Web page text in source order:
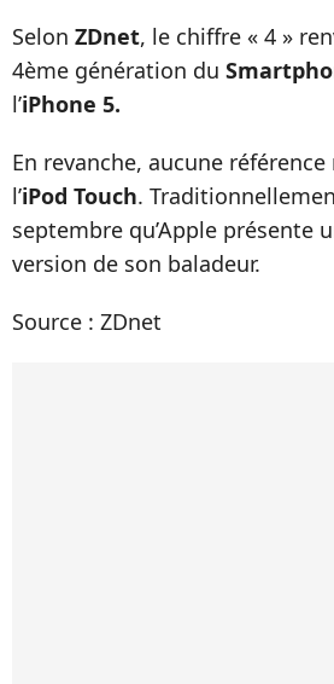
Selon ZDnet, le chiffre « 4 »
4ème génération du
l’iPhone 5.
En revanche, aucune référence
l’iPod Touch.
septembre qu’Apple présente
version de son baladeur.
Source : ZDnet